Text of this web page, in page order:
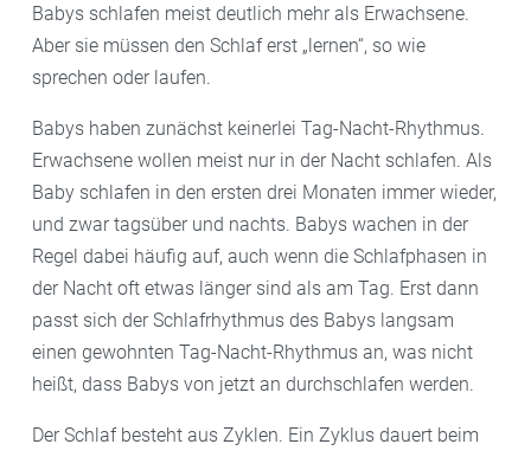
Babys schlafen meist deutlich mehr als Erwachsene.
Aber sie müssen den Schlaf erst „lernen“, so wie
sprechen oder laufen.
Babys haben zunächst keinerlei Tag-Nacht-Rhythmus.
Erwachsene wollen meist nur in der Nacht schlafen. Als
Baby schlafen in den ersten drei Monaten immer wieder,
und zwar tagsüber und nachts. Babys wachen in der
Regel dabei häufig auf, auch wenn die Schlafphasen in
der Nacht oft etwas länger sind als am Tag. Erst dann
passt sich der Schlafrhythmus des Babys langsam
einen gewohnten Tag-Nacht-Rhythmus an, was nicht
heißt, dass Babys von jetzt an durchschlafen werden.
Der Schlaf besteht aus Zyklen. Ein Zyklus dauert beim